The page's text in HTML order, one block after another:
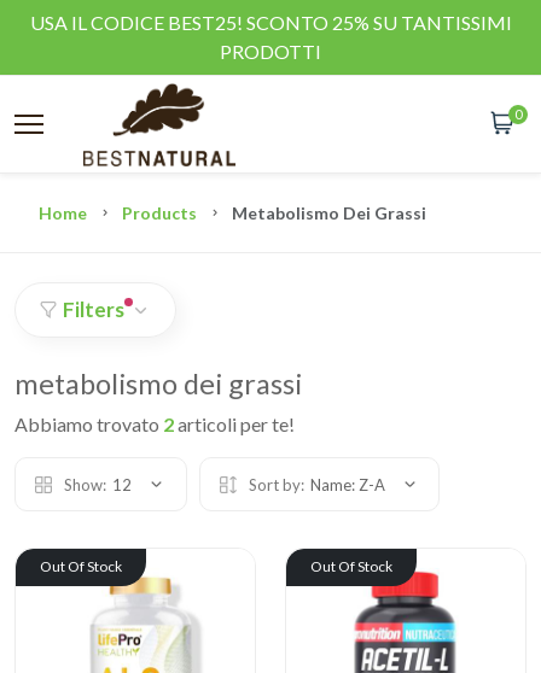
USA IL CODICE BEST25! SCONTO 25% SU TANTISSIMI
PRODOTTI
0
Home Products Metabolismo Dei Grassi
Filters
metabolismo dei grassi
Abbiamo trovato 2articoli per te!
Show: 12 Sort by: Name: Z-A
Out Of Stock Out Of Stock